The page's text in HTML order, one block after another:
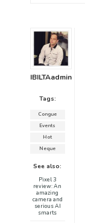
IBILTAadmin
Tags:
Congue
Events
Hot
Neque
See also:
Pixel 3
review: An
amazing
camera and
serious AI
smarts